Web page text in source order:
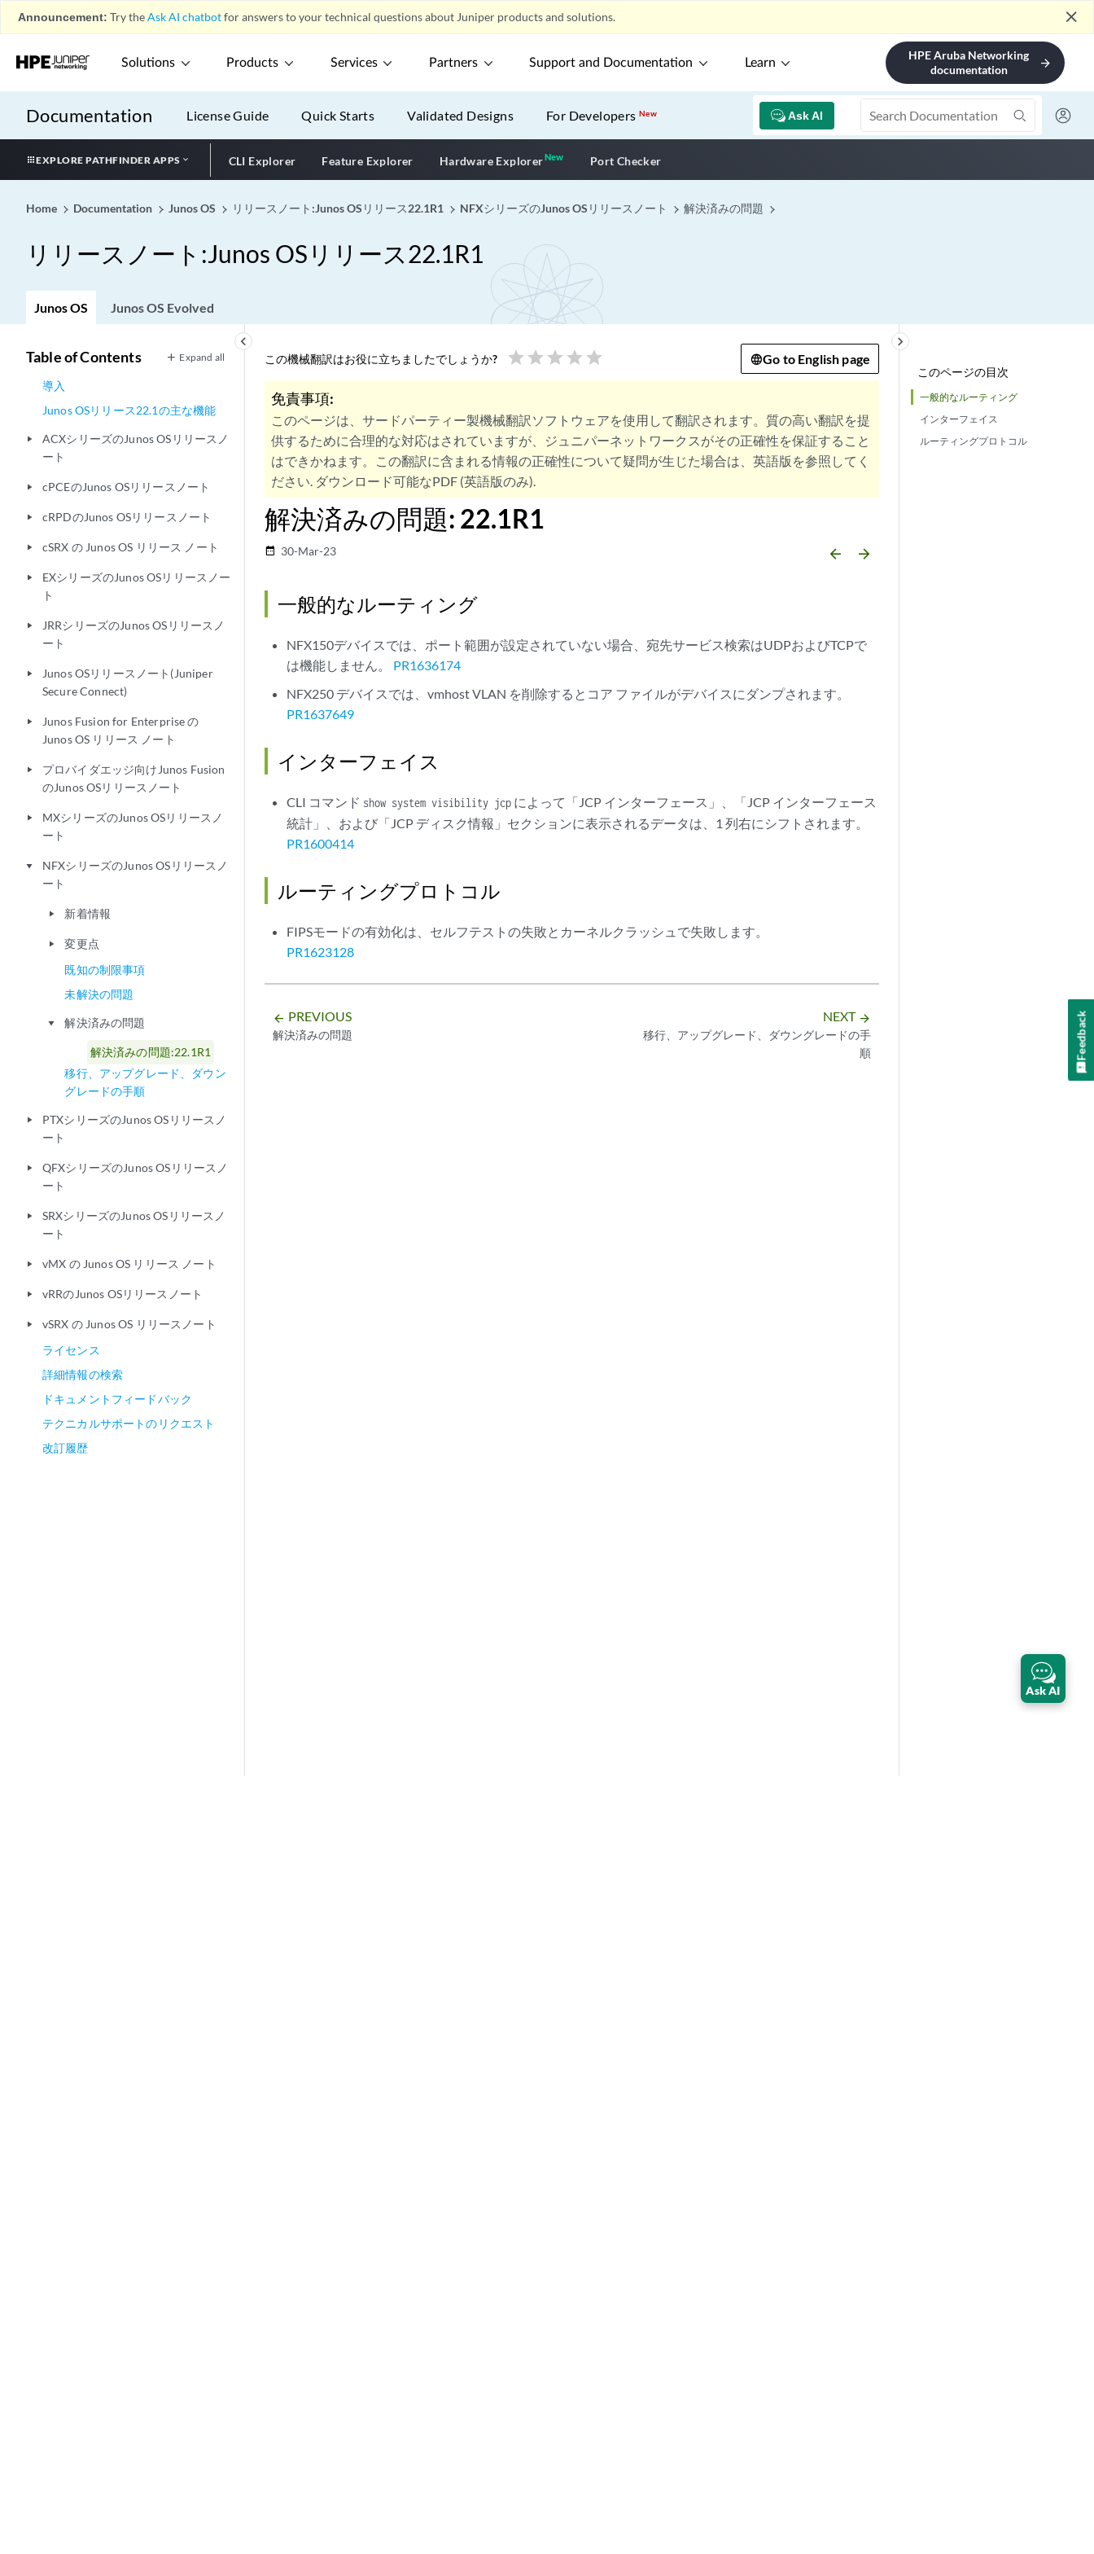
Announcement: Try theAsk AI chatbotfor answers to your technical questions about Juniper products and solutions. close
Solutions Products Services Partners Support and Documentation Learn
HPE Aruba Networking
documentation
arrow_forward
Documentation Ask AI
License Guide Quick Starts Validated Designs For DevelopersNew
EXPLORE PATHFINDER APPS CLI Explorer Feature Explorer Hardware ExplorerNewNew application
Port Checker
Home Documentation Junos OS リリースノート:Junos OSリリース22.1R1 NFXシリーズのJunos OSリリースノート 解決済みの問題
リリースノート:Junos OSリリース22.1R1
Junos OS Junos OS Evolved
keyboard_arrow_left
Table of Contents Expand all
導入
Junos OSリリース22.1の主な機能
play_arrow
ACXシリーズのJunos OSリリースノ
ート
play_arrow cPCEのJunos OSリリースノート
play_arrow cRPDのJunos OSリリースノート
play_arrow cSRX の Junos OS リリース ノート
play_arrow
EXシリーズのJunos OSリリースノー
ト
play_arrow
JRRシリーズのJunos OSリリースノ
ート
play_arrow
Junos OSリリースノート(Juniper
Secure Connect)
play_arrow
Junos Fusion for Enterprise の
Junos OS リリース ノート
play_arrow
プロバイダエッジ向けJunos Fusion
のJunos OSリリースノート
play_arrow
MXシリーズのJunos OSリリースノ
ート
play_arrow
NFXシリーズのJunos OSリリースノ
ート
play_arrow 新着情報
play_arrow
変更点
既知の制限事項
未解決の問題
play_arrow 解決済みの問題
解決済みの問題:22.1R1
移行、アップグレード、ダウン
グレードの手順
play_arrow
PTXシリーズのJunos OSリリースノ
ート
play_arrow
QFXシリーズのJunos OSリリースノ
ート
play_arrow
SRXシリーズのJunos OSリリースノ
ート
play_arrow vMX の Junos OS リリース ノート
play_arrow vRRのJunos OSリリースノート
play_arrow
vSRX の Junos OS リリースノート
ライセンス
詳細情報の検索
ドキュメントフィードバック
テクニカルサポートのリクエスト
改訂履歴
このページの目次
一般的なルーティング
インターフェイス
ルーティングプロトコル
keyboard_arrow_right
この機械翻訳はお役に立ちましたでしょうか? star star star star star Go to English page
免責事項:
このページは、サードパーティー製機械翻訳ソフトウェアを使用して翻訳されます。質の高い翻訳を提
供するために合理的な対応はされていますが、ジュニパーネットワークスがその正確性を保証すること
はできかねます。この翻訳に含まれる情報の正確性について疑問が生じた場合は、英語版を参照してく
ださい. ダウンロード可能なPDF (英語版のみ).
解決済みの問題: 22.1R1
date_range 30-Mar-23 arrow_backward arrow_forward
一般的なルーティング
NFX150デバイスでは、ポート範囲が設定されていない場合、宛先サービス検索はUDPおよびTCPで
は機能しません。 PR1636174
NFX250 デバイスでは、vmhost VLAN を削除するとコア ファイルがデバイスにダンプされます。
PR1637649
インターフェイス
CLI コマンド show system visibility jcp によって「JCP インターフェース」、「JCP インターフェース
統計」、および「JCP ディスク情報」セクションに表示されるデータは、1 列右にシフトされます。
PR1600414
ルーティングプロトコル
FIPSモードの有効化は、セルフテストの失敗とカーネルクラッシュで失敗します。
PR1623128
arrow_backward PREVIOUS
解決済みの問題
NEXT arrow_forward
移行、アップグレード、ダウングレードの手
順
Ask AI
Feedback